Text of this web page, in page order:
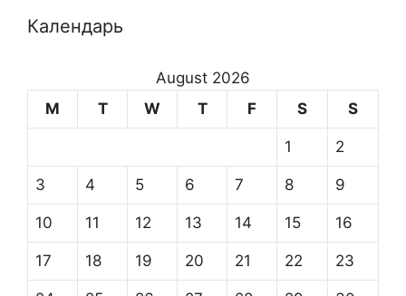
Календарь
August 2026
M
T W T F S S
1 2
3 4 5 6 7 8 9
10 11 12 13 14 15 16
17 18 19 20 21 22 23